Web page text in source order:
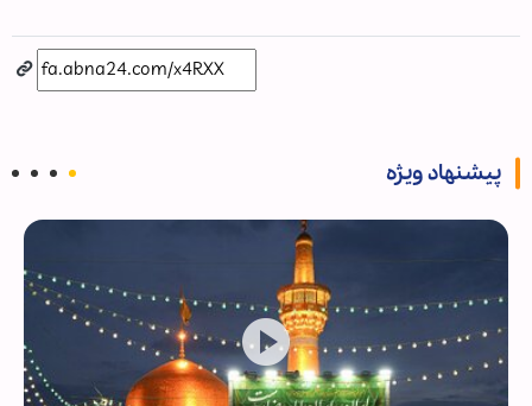
پیشنهاد ویژه